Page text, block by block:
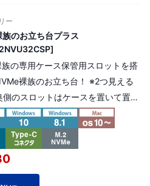
ー
のお立ち台プラス
の専用ケース保管用スロットを搭
裸族のお立ち台！ ※2つ見える
側のスロットはケースを置いて置く
る）為のみのスロットです。ケース
ットにはコネクタ基盤は搭載され
空洞ですので予めご了承ください。
M.2 NVMe SSDを1台のみ接続で
延長保証 選択可能